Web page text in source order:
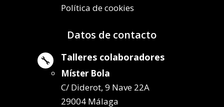
Política de cookies
Datos de contacto
 Talleres colaboradores
Míster Bola
C/ Diderot, 9 Nave 22A
29004 Málaga